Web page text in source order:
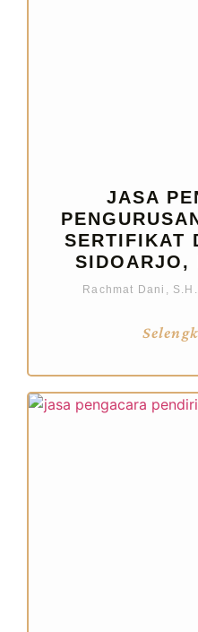
JASA
SERTIFIKAT
SIDOARJO,
Rachmat Dani,